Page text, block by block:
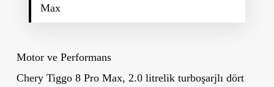
Max
Motor ve Performans
Chery Tiggo 8 Pro Max, 2.0 litrelik turboşarjlı dört